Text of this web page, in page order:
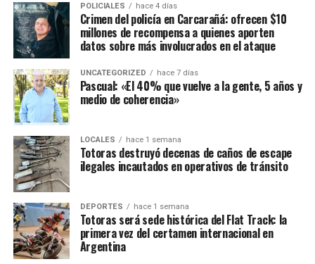
POLICIALES hace 4 días
Crimen del policía en Carcarañá: ofrecen $10
millones de recompensa a quienes aporten
datos sobre más involucrados en el ataque
UNCATEGORIZED hace 7 días
Pascual: «El 40% que vuelve a la gente, 5 años y
medio de coherencia»
LOCALES hace 1 semana
Totoras destruyó decenas de caños de escape
ilegales incautados en operativos de tránsito
DEPORTES hace 1 semana
Totoras será sede histórica del Flat Track: la
primera vez del certamen internacional en
Argentina